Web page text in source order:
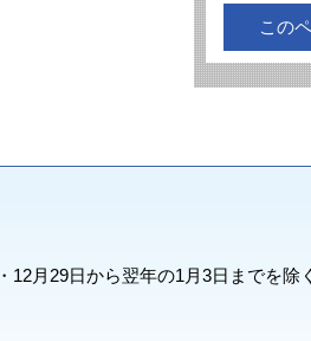
この
月29日から翌年の1月3日までを除